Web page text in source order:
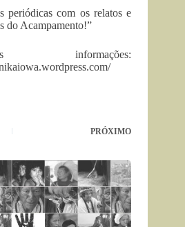
periódicas com os relatos e
do Acampamento!”
PRÓXIMO